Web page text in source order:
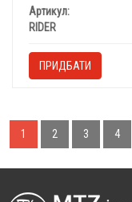
Артикул:
RIDER
ПРИДБАТИ
1 2 3 4